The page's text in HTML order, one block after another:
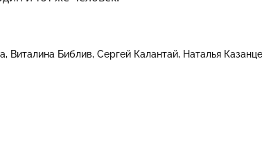
Виталина Библив Сергей Калантай Наталья